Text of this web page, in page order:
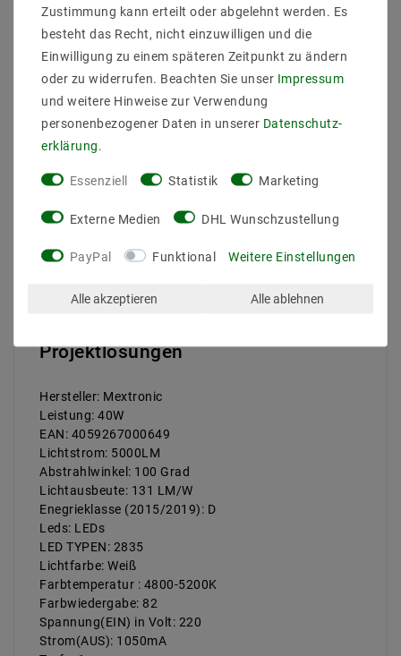
DALI-2 & Push – Zukunftssichere
Steuerung
Die integrierte DALI-2 Schnittstelle ermöglicht die
digitale Einzeladressierung und Gruppensteuerung
über moderne Lichtmanagementsysteme. Zusätzlich
unterstützt die LeuchtePush-Dimming
einfache Steuerung der Helligkeit über einen
Standard-Taster (Tasterbetrieb)
/ Casambi (optional)
Zigbee-, Casambi- oder weitere smarte
Installationen und moderne Smart Building Projekte.
Projektlösungen
Hersteller: Mextronic
Leistung: 40W
EAN: 4059267000649
Lichtstrom: 5000LM
Abstrahlwinkel: 100 Grad
Lichtausbeute: 131 LM/W
Enegrieklasse (2015/2019): D
Leds: LEDs
LED TYPEN: 2835
Lichtfarbe: Weiß
Farbtemperatur : 4800-5200K
Farbwiedergabe: 82
Spannung(EIN) in Volt: 220
Strom(AUS): 1050mA
Zustimmung kann erteilt oder abgelehnt werden. Es
besteht das Recht, nicht einzuwilligen und die
Einwilligung zu einem späteren Zeitpunkt zu ändern
oder zu widerrufen. Beachten Sie unser Impressum
und weitere Hinweise zur Verwendung
personenbezogener Daten in unserer Daten­schutz­
erklärung.
Essenziell Statistik Marketing
Externe Medien DHL Wunschzustellung
PayPal Funktional Weitere Einstellungen
Alle akzeptieren Alle ablehnen